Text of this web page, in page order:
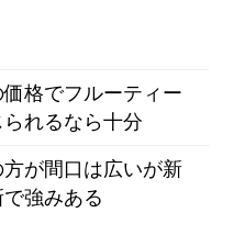
価格でフルーティー
られるなら十分
方が間口は広いが新
で強みある